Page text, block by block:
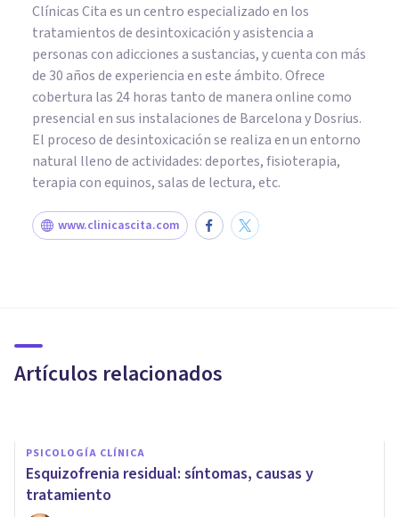
Clínicas Cita es un centro especializado en los
tratamientos de desintoxicación y asistencia a
personas con adicciones a sustancias, y cuenta con más
de 30 años de experiencia en este ámbito. Ofrece
cobertura las 24 horas tanto de manera online como
presencial en sus instalaciones de Barcelona y Dosrius.
El proceso de desintoxicación se realiza en un entorno
natural lleno de actividades: deportes, fisioterapia,
terapia con equinos, salas de lectura, etc.
www.clinicascita.com
Artículos relacionados
infantil (pederastia)
PSICOLOGÍA CLÍNICA
Esquizofrenia residual: síntomas, causas y
tratamiento